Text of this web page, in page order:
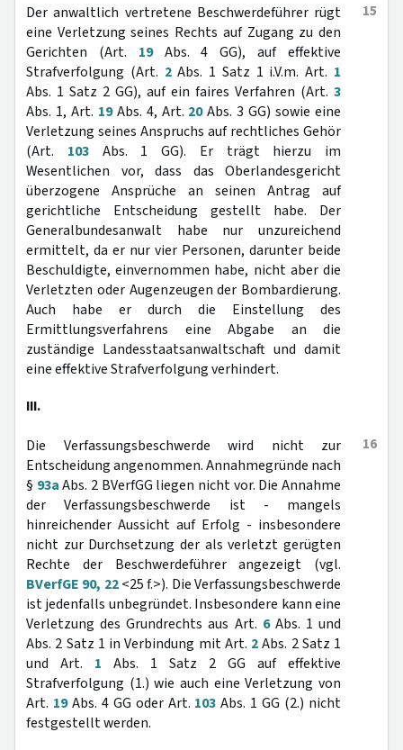
15
Der anwaltlich vertretene Beschwerdeführer rügt
eine Verletzung seines Rechts auf Zugang zu den
Gerichten (Art. 19Abs. 4 GG), auf effektive
Strafverfolgung (Art. 2Abs. 1 Satz 1 i.V.m. Art. 1
Abs. 1 Satz 2 GG), auf ein faires Verfahren (Art. 3
Abs. 1, Art. 19Abs. 4, Art. 20Abs. 3 GG) sowie eine
Verletzung seines Anspruchs auf rechtliches Gehör
(Art. 103Abs. 1 GG). Er trägt hierzu im
Wesentlichen vor, dass das Oberlandesgericht
überzogene Ansprüche an seinen Antrag auf
gerichtliche Entscheidung gestellt habe. Der
Generalbundesanwalt habe nur unzureichend
ermittelt, da er nur vier Personen, darunter beide
Beschuldigte, einvernommen habe, nicht aber die
Verletzten oder Augenzeugen der Bombardierung.
Auch habe er durch die Einstellung des
Ermittlungsverfahrens eine Abgabe an die
zuständige Landesstaatsanwaltschaft und damit
eine effektive Strafverfolgung verhindert.
III.
16
Die Verfassungsbeschwerde wird nicht zur
Entscheidung angenommen. Annahmegründe nach
§ 93aAbs. 2 BVerfGG liegen nicht vor. Die Annahme
der Verfassungsbeschwerde ist - mangels
hinreichender Aussicht auf Erfolg - insbesondere
nicht zur Durchsetzung der als verletzt gerügten
Rechte der Beschwerdeführer angezeigt (vgl.
BVerfGE 90, 22<25 f.>). Die Verfassungsbeschwerde
ist jedenfalls unbegründet. Insbesondere kann eine
Verletzung des Grundrechts aus Art. 6Abs. 1 und
Abs. 2 Satz 1 in Verbindung mit Art. 2Abs. 2 Satz 1
und Art. 1 Abs. 1 Satz 2 GG auf effektive
Strafverfolgung (1.) wie auch eine Verletzung von
Art. 19Abs. 4 GG oder Art. 103 Abs. 1 GG (2.) nicht
festgestellt werden.